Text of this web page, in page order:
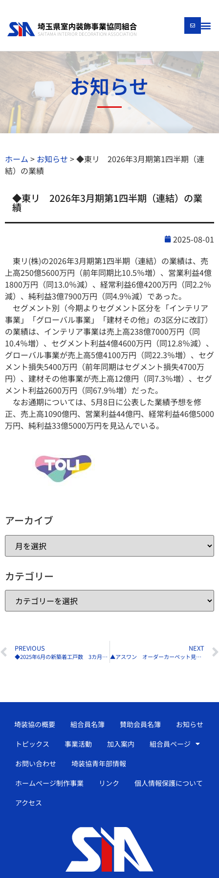
お知らせ
ホーム > お知らせ >◆東リ 2026年3月期第1四半期（連
結）の業績
◆東リ 2026年3月期第1四半期（連結）の業
績
2025-08-01
東リ(株)の2026年3月期第1四半期（連結）の業績は、売
上高250億5600万円（前年同期比10.5％増）、営業利益4億
1800万円（同13.0％減）、経常利益6億4200万円（同2.2％
減）、純利益3億7900万円（同4.9％減）であった。
セグメント別（今期よりセグメント区分を「インテリア
事業」「グローバル事業」「建材その他」の3区分に改訂）
の業績は、インテリア事業は売上高238億7000万円（同
10.4％増）、セグメント利益4億4600万円（同12.8％減）、
グローバル事業が売上高5億4100万円（同22.3％増）、セグ
メント損失5400万円（前年同期はセグメント損失4700万
円）、建材その他事業が売上高12億円（同7.3％増）、セグ
メント利益2600万円（同67.9％増）だった。
なお通期については、5月8日に公表した業績予想を修
正、売上高1090億円、営業利益44億円、経常利益46億5000
万円、純利益33億5000万円を見込んでいる。
アーカイブ
カテゴリー
PREVIOUS
◆2025年6月の新築着工戸数 3カ月連続大幅減の5万5956戸
NEXT
▲アスワン オーダーカーペット見本帳「Wall to Wall」8／1発売
埼装協の概要 組合員名簿 賛助会員名簿
お知らせ
トピックス
事業活動 加入案内
組合員ページ
お問い合わせ
埼装協青年部情報
ホームページ制作事業
リンク
個人情報保護について
アクセス